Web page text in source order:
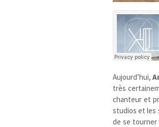
Aujourd’hui,
très
chanteur et
studios et les
de se tourner